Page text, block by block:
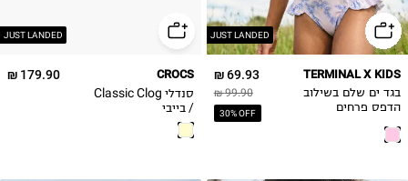
JUST LANDED
69.93 ₪
99.90 ₪
30% OFF
TERMINAL X KIDS
בגד ים שלם בשילוב
הדפס פרחים
JUST LANDED 27-28
179.90 ₪ CROCS
סנדלי Classic Clog
/ בייבי